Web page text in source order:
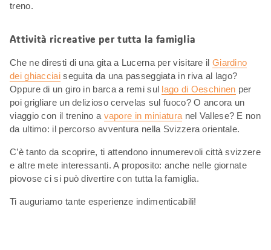
treno.
Attività ricreative per tutta la famiglia
Che ne diresti di una gita a Lucerna per visitare il Giardino
dei ghiacciaiseguita da una passeggiata in riva al lago?
Oppure di un giro in barca a remi sul lago di Oeschinen per
poi grigliare un delizioso cervelas sul fuoco? O ancora un
viaggio con il trenino a vapore in miniatura nel Vallese? E non
da ultimo: il percorso avventura nella Svizzera orientale.
C’è tanto da scoprire, ti attendono innumerevoli città svizzere
e altre mete interessanti. A proposito: anche nelle giornate
piovose ci si può divertire con tutta la famiglia.
Ti auguriamo tante esperienze indimenticabili!